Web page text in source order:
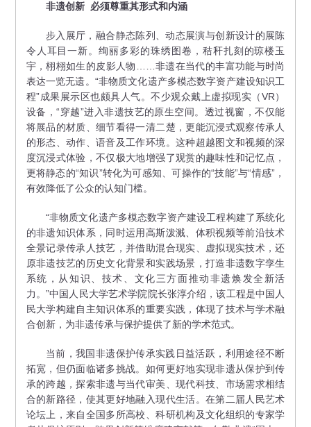
非遗创新 必须尊重其形式和内涵
步入展厅，融合静态陈列、动态展演与创新设计的展陈
令人耳目一新。绚丽多彩的珠绣图卷，秸秆扎刻的琼楼玉
宇，栩栩如生的皮影人物……非遗在当代的丰富功能与时尚
表达一览无遗。“非物质文化遗产多模态数字资产建设知识工
程”成果展示区也颇具人气。不少观众戴上虚拟现实（VR）
设备，“穿越”进入非遗技艺的原生空间。透过视窗，不仅能
将展品的材质、细节看得一清二楚，更能沉浸式观察传承人
的形态、动作、语音及工作环境。这种超越图文和视频的深
度沉浸式体验，不仅极大地增强了观赏的趣味性和记忆点，
更将静态的“知识”转化为可感知、可操作的“技能”与“情感”，
有效降低了公众的认知门槛。
“非物质文化遗产多模态数字资产建设工程构建了系统化
的非遗知识体系，同时运用高斯泼溅、体积视频等前沿技术
全景记录传承人技艺，并借助混合现实、虚拟现实技术，还
原非遗技艺的历史文化背景和实践场景，打造非遗数字孪生
系统，从知识、技术、文化三方面推动非遗焕发全新活
力。”中国人民大学艺术学院院长张淳介绍，该工程是中国人
民大学构建自主知识体系的重要实践，体现了技术与学术融
合创新，为非遗传承与保护提供了新的学术范式。
当前，我国非遗保护传承实践日益活跃，利用途径不断
拓宽，但仍面临诸多挑战。如何更好地实现非遗从保护到传
承的跨越，探索非遗与当代审美、现代科技、市场需求相结
合的新路径，使其更好地融入现代生活。在第二届人民艺术
论坛上，来自全国多所高校、科研机构及文化组织的专家学